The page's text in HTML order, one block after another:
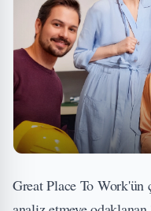
Great Place To Work'ün